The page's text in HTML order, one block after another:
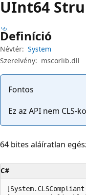
UInt64
Definíció
Névtér: System
Szerelvény: mscorlib.dll
Fontos
Ez az API nem CLS-
64 bites aláíratlan
C#